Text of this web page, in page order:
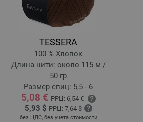
TESSERA
100 % Хлопок
Длина нити: около 115 м /
50 гр
Размер спиц: 5,5 - 6
5,08 € РРЦ:6,54 €
5,93 $ РРЦ:7,64 $
без НДС, без учета стоимости